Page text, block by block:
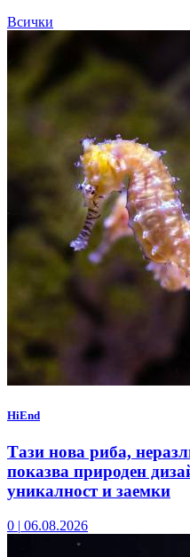
Всички
HiEnd
Тази нова риба,
показва природен
уникалност и заемки
0 | 06.08.2026